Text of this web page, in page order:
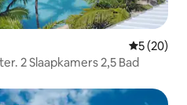
5 (20)
2 Slaapkamers 2,5 Bad